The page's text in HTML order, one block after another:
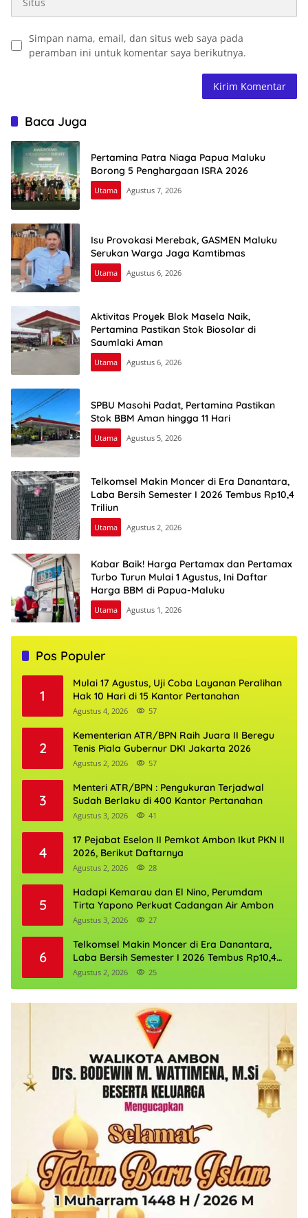
Simpan nama, email, dan situs web saya pada
peramban ini untuk komentar saya berikutnya.
Baca Juga
Pertamina Patra Niaga Papua Maluku
Borong 5 Penghargaan ISRA 2026
Utama Agustus 7, 2026
Isu Provokasi Merebak, GASMEN Maluku
Serukan Warga Jaga Kamtibmas
Utama Agustus 6, 2026
Aktivitas Proyek Blok Masela Naik,
Pertamina Pastikan Stok Biosolar di
Saumlaki Aman
Utama Agustus 6, 2026
SPBU Masohi Padat, Pertamina Pastikan
Stok BBM Aman hingga 11 Hari
Utama Agustus 5, 2026
Telkomsel Makin Moncer di Era Danantara,
Laba Bersih Semester I 2026 Tembus Rp10,4
Triliun
Utama Agustus 2, 2026
Kabar Baik! Harga Pertamax dan Pertamax
Turbo Turun Mulai 1 Agustus, Ini Daftar
Harga BBM di Papua-Maluku
Utama Agustus 1, 2026
Pos Populer
1
Mulai 17 Agustus, Uji Coba Layanan Peralihan
Hak 10 Hari di 15 Kantor Pertanahan
Agustus 4, 2026 57
2
Kementerian ATR/BPN Raih Juara II Beregu
Tenis Piala Gubernur DKI Jakarta 2026
Agustus 2, 2026 57
3
Menteri ATR/BPN : Pengukuran Terjadwal
Sudah Berlaku di 400 Kantor Pertanahan
Agustus 3, 2026 41
4
17 Pejabat Eselon II Pemkot Ambon Ikut PKN II
2026, Berikut Daftarnya
Agustus 2, 2026 28
5
Hadapi Kemarau dan El Nino, Perumdam
Tirta Yapono Perkuat Cadangan Air Ambon
Agustus 3, 2026 27
6
Telkomsel Makin Moncer di Era Danantara,
Laba Bersih Semester I 2026 Tembus Rp10,4
Triliun
Agustus 2, 2026 25